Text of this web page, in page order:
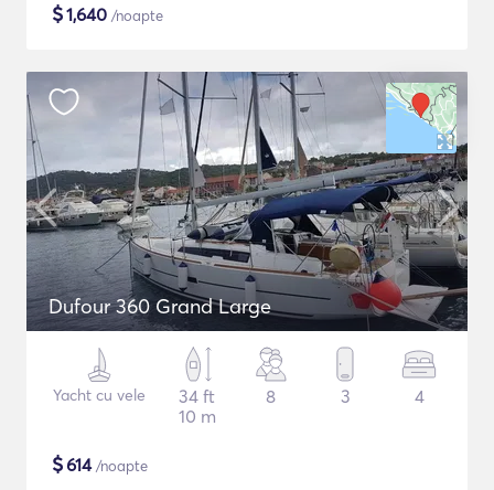
$1,640 /noapte
Dufour 360 Grand Large
Yacht cu vele
34 ft
10 m
8 3 4
$614/noapte